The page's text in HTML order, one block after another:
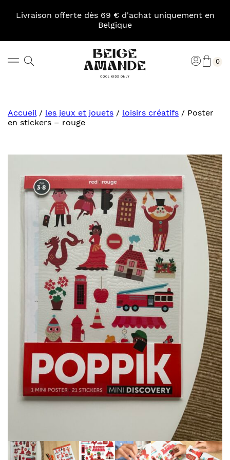
Livraison offerte dès 69 € d'achat uniquement en
Belgique
Rechercher 0
Accueil/ les jeux et jouets / loisirs créatifs / Poster
en stickers – rouge